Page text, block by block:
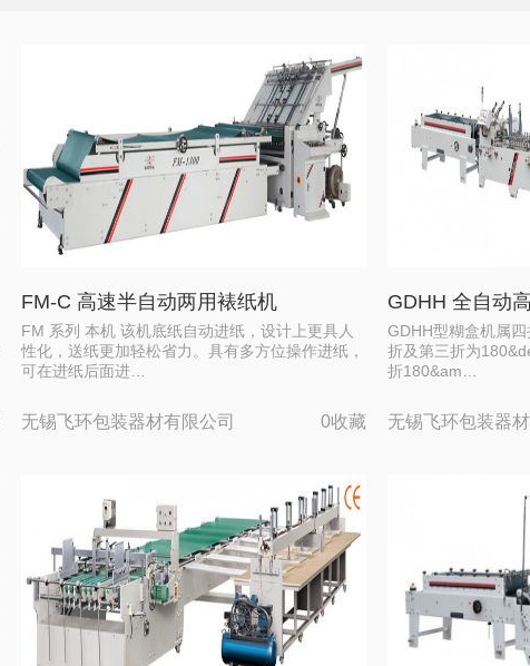
FM-C 高速半自动两用裱纸机
FM 系列 本机 该机底纸自动进纸，设计上更具人
性化，送纸更加轻松省力。具有多方位操作进纸，
可在进纸后面进…
无锡飞环包装器材有限公司 0收藏
GDHH 全自动
GDHH型糊盒机属
折及第三折为
折180&am…
无锡飞环包装器